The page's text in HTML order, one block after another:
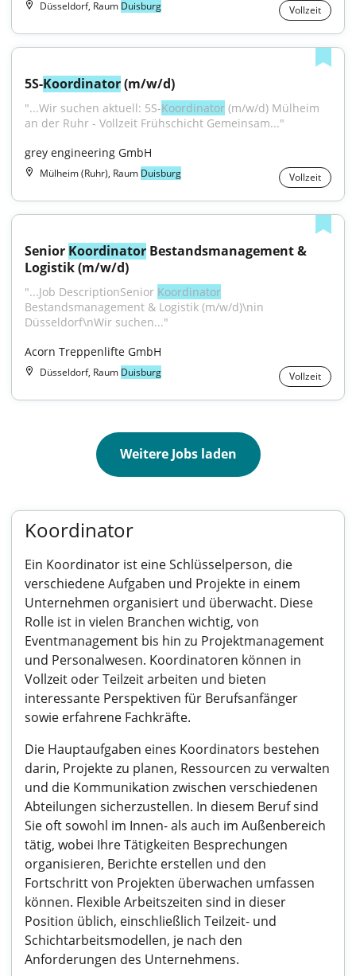
Düsseldorf, Raum Duisburg Vollzeit
5S-Koordinator (m/w/d)
"...Wir suchen aktuell: 5S-Koordinator (m/w/d) Mülheim
an der Ruhr - Vollzeit Frühschicht Gemeinsam..."
grey engineering GmbH
Mülheim (Ruhr), Raum Duisburg Vollzeit
Senior Koordinator Bestandsmanagement &
Logistik (m/w/d)
"...Job DescriptionSenior Koordinator
Bestandsmanagement & Logistik (m/w/d)\nin
Düsseldorf\nWir suchen..."
Acorn Treppenlifte GmbH
Düsseldorf, Raum Duisburg Vollzeit
Weitere Jobs laden
Koordinator
Ein Koordinator ist eine Schlüsselperson, die
verschiedene Aufgaben und Projekte in einem
Unternehmen organisiert und überwacht. Diese
Rolle ist in vielen Branchen wichtig, von
Eventmanagement bis hin zu Projektmanagement
und Personalwesen. Koordinatoren können in
Vollzeit oder Teilzeit arbeiten und bieten
interessante Perspektiven für Berufsanfänger
sowie erfahrene Fachkräfte.
Die Hauptaufgaben eines Koordinators bestehen
darin, Projekte zu planen, Ressourcen zu verwalten
und die Kommunikation zwischen verschiedenen
Abteilungen sicherzustellen. In diesem Beruf sind
Sie oft sowohl im Innen- als auch im Außenbereich
tätig, wobei Ihre Tätigkeiten Besprechungen
organisieren, Berichte erstellen und den
Fortschritt von Projekten überwachen umfassen
können. Flexible Arbeitszeiten sind in dieser
Position üblich, einschließlich Teilzeit- und
Schichtarbeitsmodellen, je nach den
Anforderungen des Unternehmens.